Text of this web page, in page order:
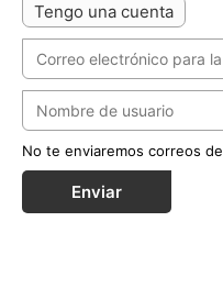
Tengo una cuenta
No te enviaremos correos
Enviar